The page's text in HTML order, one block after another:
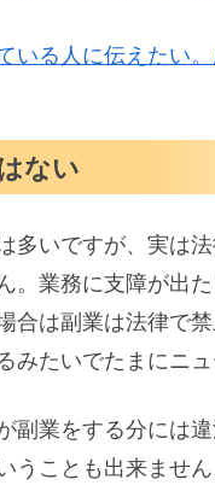
いる人に伝えたい
ない
多いですが、実は
。業務に支障が出
合は副業は法律で
みたいでたまにニ
副業をする分には
うことも出来ませ